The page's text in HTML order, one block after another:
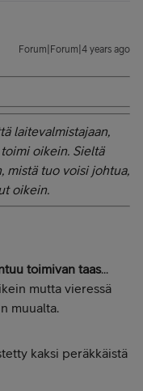
Forum|Forum|4 years ago
laitevalmistajaan,
oikein. Sieltä
mistä tuo voisi johtua,
oikein.
toimivan taas...
mutta vieressä
muualta.
kaksi peräkkäistä